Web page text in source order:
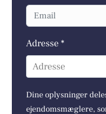
Adresse *
Adresse
Dine oplysninger
ejendomsmæglere,